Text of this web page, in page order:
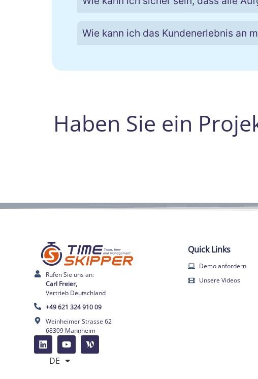
Wie kann ich das Kundenerlebnis an
Haben Sie ein
Rufen Sie uns an:
Carl Freier,
Vertrieb Deutschland
+49 621 324 910 09
Weinheimer Strasse 62
68309 Mannheim
DE
FR
ES
Quick Links
Demo anfordern
Unsere Videos